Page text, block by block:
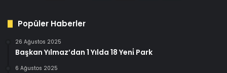
Popüler Haberler
26 Ağustos 2025
Başkan Yılmaz’dan 1 Yılda 18 Yeni̇ Park
6 Ağustos 2025